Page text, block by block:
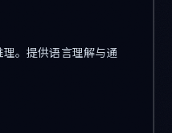
。提供语言理解与通